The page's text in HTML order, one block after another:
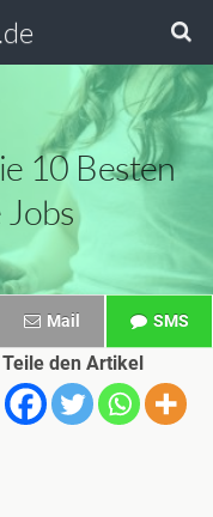
10 Besten
Mail SMS
Teile den Artikel